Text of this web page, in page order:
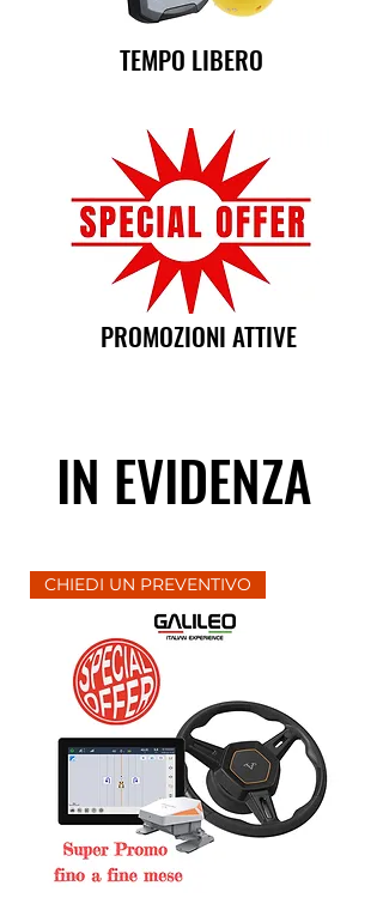
TEMPO LIBERO
PROMOZIONI ATTIVE
IN EVIDENZA
CHIEDI UN PREVENTIVO